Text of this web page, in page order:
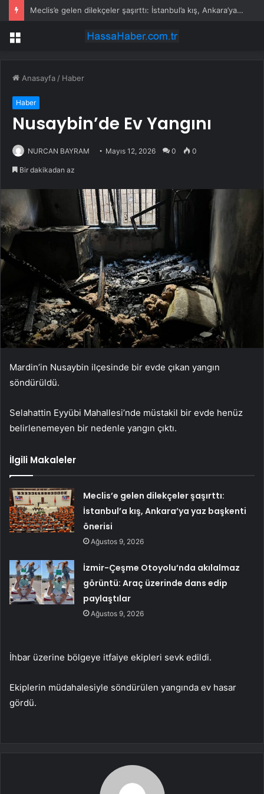
Meclis’e gelen dilekçeler şaşırttı: İstanbul’a kış, Ankara’ya yaz başkenti önerisi
Menü
Anasayfa / Haber
Haber
Nusaybin’de Ev Yangını
NURCAN BAYRAM Mayıs 12, 2026 0 0
Bir dakikadan az
Mardin’in Nusaybin ilçesinde bir evde çıkan yangın
söndürüldü.
Selahattin Eyyübi Mahallesi’nde müstakil bir evde henüz
belirlenemeyen bir nedenle yangın çıktı.
İlgili Makaleler
Meclis’e gelen dilekçeler şaşırttı:
İstanbul’a kış, Ankara’ya yaz başkenti
önerisi
Ağustos 9, 2026
İzmir-Çeşme Otoyolu’nda akılalmaz
görüntü: Araç üzerinde dans edip
paylaştılar
Ağustos 9, 2026
İhbar üzerine bölgeye itfaiye ekipleri sevk edildi.
Ekiplerin müdahalesiyle söndürülen yangında ev hasar
gördü.